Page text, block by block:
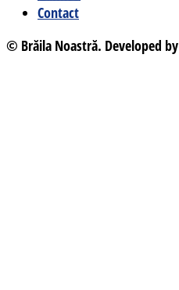
Contact
© Brăila Noastră. Developed by